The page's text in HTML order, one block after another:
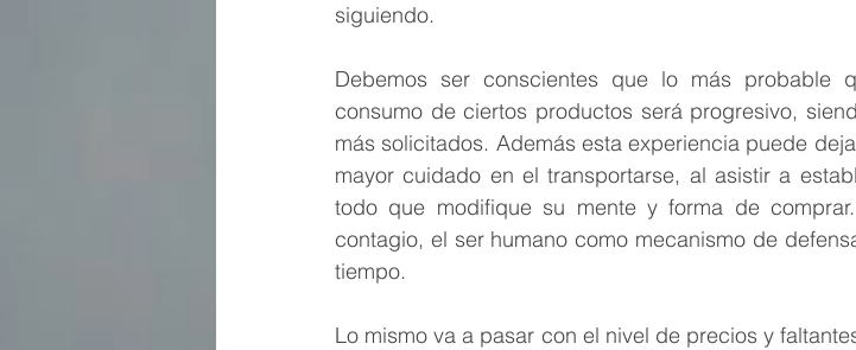
siguiendo.
Debemos ser conscientes que lo más probable
consumo de ciertos productos será progresivo,
más solicitados. Además esta experiencia puede
mayor cuidado en el transportarse, al asistir a
todo que modifique su mente y forma de
contagio, el ser humano como mecanismo de
tiempo.
Lo mismo va a pasar con el nivel de precios y